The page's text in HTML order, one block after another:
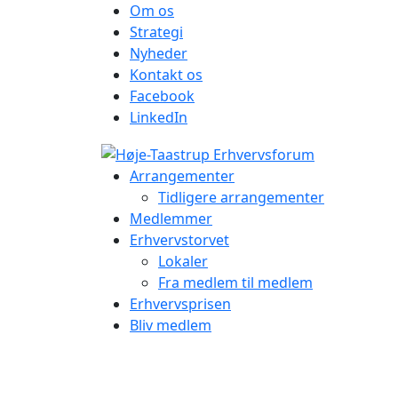
Om os
Strategi
Nyheder
Kontakt os
Facebook
LinkedIn
Arrangementer
Tidligere arrangementer
Medlemmer
Erhvervstorvet
Lokaler
Fra medlem til medlem
Erhvervsprisen
Bliv medlem